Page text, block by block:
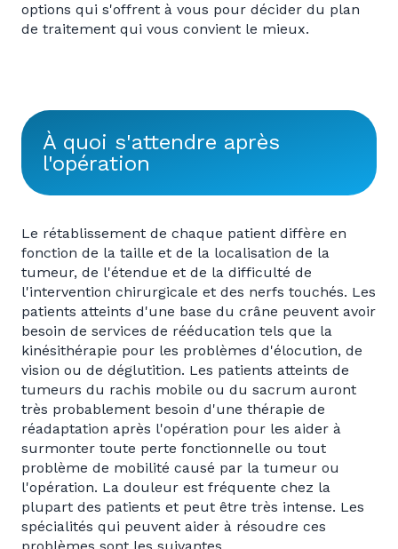
options qui s'offrent à vous pour décider du plan
de traitement qui vous convient le mieux.
À quoi s'attendre après
l'opération
Le rétablissement de chaque patient diffère en
fonction de la taille et de la localisation de la
tumeur, de l'étendue et de la difficulté de
l'intervention chirurgicale et des nerfs touchés. Les
patients atteints d'une base du crâne peuvent avoir
besoin de services de rééducation tels que la
kinésithérapie pour les problèmes d'élocution, de
vision ou de déglutition. Les patients atteints de
tumeurs du rachis mobile ou du sacrum auront
très probablement besoin d'une thérapie de
réadaptation après l'opération pour les aider à
surmonter toute perte fonctionnelle ou tout
problème de mobilité causé par la tumeur ou
l'opération. La douleur est fréquente chez la
plupart des patients et peut être très intense. Les
spécialités qui peuvent aider à résoudre ces